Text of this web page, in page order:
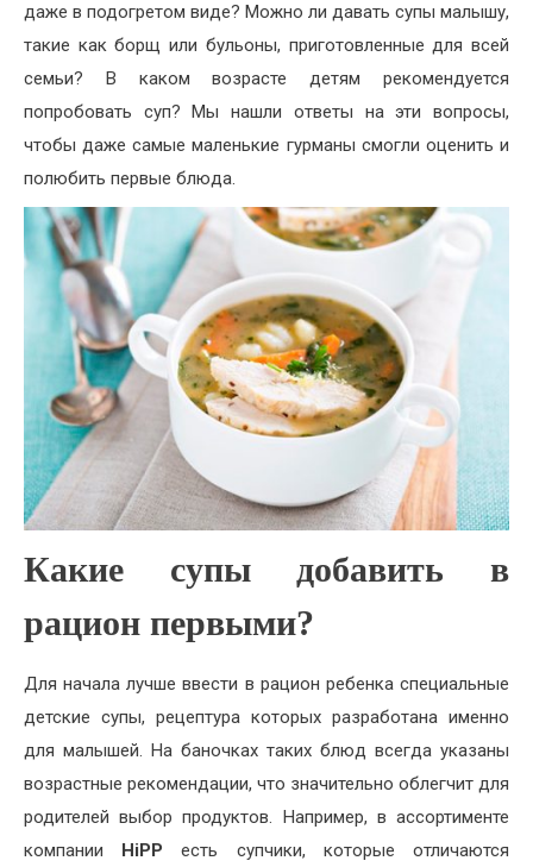
даже в подогретом виде? Можно ли давать супы малышу,
такие как борщ или бульоны, приготовленные для всей
семьи? В каком возрасте детям рекомендуется
попробовать суп? Мы нашли ответы на эти вопросы,
чтобы даже самые маленькие гурманы смогли оценить и
полюбить первые блюда.
Какие супы добавить в
рацион первыми?
Для начала лучше ввести в рацион ребенка специальные
детские супы, рецептура которых разработана именно
для малышей. На баночках таких блюд всегда указаны
возрастные рекомендации, что значительно облегчит для
родителей выбор продуктов. Например, в ассортименте
компании HiPP есть супчики, которые отличаются